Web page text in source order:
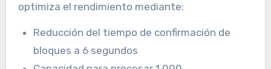
optimiza el rendimiento mediante:
Reducción del tiempo de confirmación de
bloques a 6 segundos